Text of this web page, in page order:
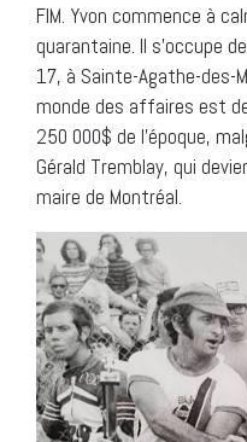
FIM. Yvon commence à
quarantaine. Il s’occupe
17, à Sainte-Agathe-des-
monde des affaires est
250 000$ de l’époque,
Gérald Tremblay, qui
maire de Montréal.